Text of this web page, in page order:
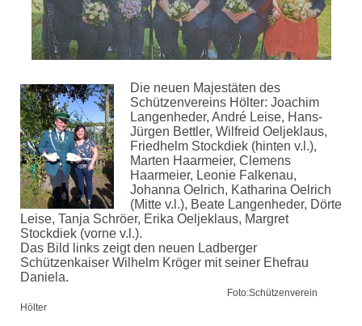
Die neuen Majestäten des
Schützenvereins Hölter: Joachim
Langenheder, André Leise, Hans-
Jürgen Bettler, Wilfreid Oeljeklaus,
Friedhelm Stockdiek (hinten v.l.),
Marten Haarmeier, Clemens
Haarmeier, Leonie Falkenau,
Johanna Oelrich, Katharina Oelrich
(Mitte v.l.), Beate Langenheder, Dörte
Leise, Tanja Schröer, Erika Oeljeklaus, Margret
Stockdiek (vorne v.l.).
Das Bild links zeigt den neuen Ladberger
Schützenkaiser Wilhelm Kröger mit seiner Ehefrau
Daniela.
Foto:Schützenverein
Hölter